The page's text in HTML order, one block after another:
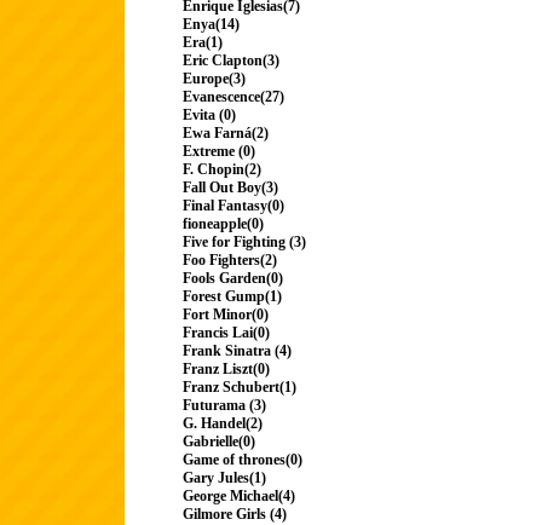
Enrique Iglesias(7)
Enya(14)
Era(1)
Eric Clapton(3)
Europe(3)
Evanescence(27)
Evita (0)
Ewa Farná(2)
Extreme (0)
F. Chopin(2)
Fall Out Boy(3)
Final Fantasy(0)
fioneapple(0)
Five for Fighting (3)
Foo Fighters(2)
Fools Garden(0)
Forest Gump(1)
Fort Minor(0)
Francis Lai(0)
Frank Sinatra (4)
Franz Liszt(0)
Franz Schubert(1)
Futurama (3)
G. Handel(2)
Gabrielle(0)
Game of thrones(0)
Gary Jules(1)
George Michael(4)
Gilmore Girls (4)